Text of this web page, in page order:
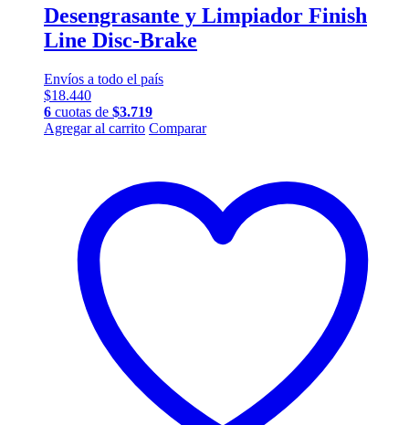
Desengrasante y Limpiador Finish
Line Disc-Brake
Envíos a todo el país
$18.440
6 cuotas de $3.719
Agregar al carrito Comparar